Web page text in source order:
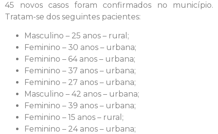
45 novos casos foram confirmados no município.
Tratam-se dos seguintes pacientes:
Masculino – 25 anos – rural;
Feminino – 30 anos – urbana;
Feminino – 64 anos – urbana;
Feminino – 37 anos – urbana;
Feminino – 27 anos – urbana;
Masculino – 42 anos – urbana;
Feminino – 39 anos – urbana;
Feminino – 15 anos – rural;
Feminino – 24 anos – urbana;